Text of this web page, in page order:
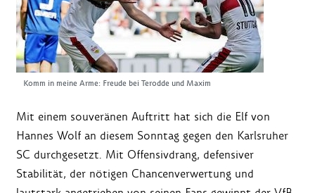
Komm in meine Arme: Freude bei Terodde und Maxim
Mit einem souveränen Auftritt hat sich die Elf von
Hannes Wolf an diesem Sonntag gegen den Karlsruher
SC durchgesetzt. Mit Offensivdrang, defensiver
Stabilität, der nötigen Chancenverwertung und